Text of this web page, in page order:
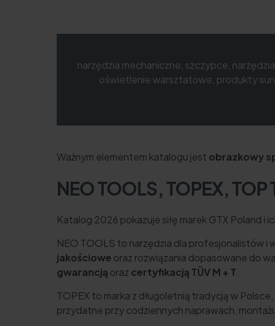
narzędzia mechaniczne, szczypce,
oświetlenie warsztatowe, produkty
Ważnym elementem katalogu jest obrazkowy
NEO TOOLS, TOPEX,
Katalog 2026 pokazuje siłę marek GTX Poland i
NEO TOOLS to narzędzia dla profesjonalistów i
jakościowe oraz rozwiązania dopasowane do
gwarancją oraz certyfikacją TÜV M + T
TOPEX to marka z długoletnią tradycją w
przydatne przy codziennych naprawach,